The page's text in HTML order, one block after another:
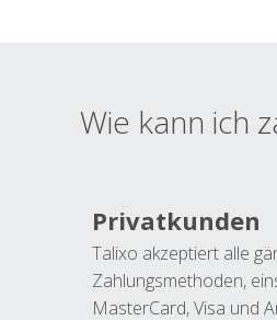
Wie kann ich
Privatkunden
Talixo akzeptiert alle
Zahlungsmethoden,
MasterCard, Visa und